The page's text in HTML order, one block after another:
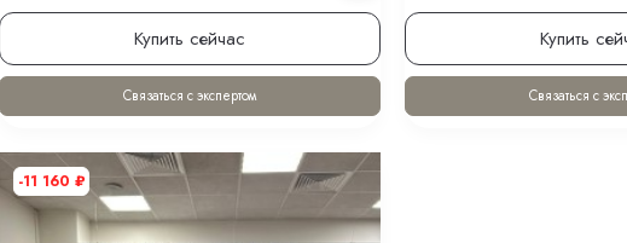
Купить сейчас
Связаться с экспертом
Купить
Связаться с
-11 160 ₽